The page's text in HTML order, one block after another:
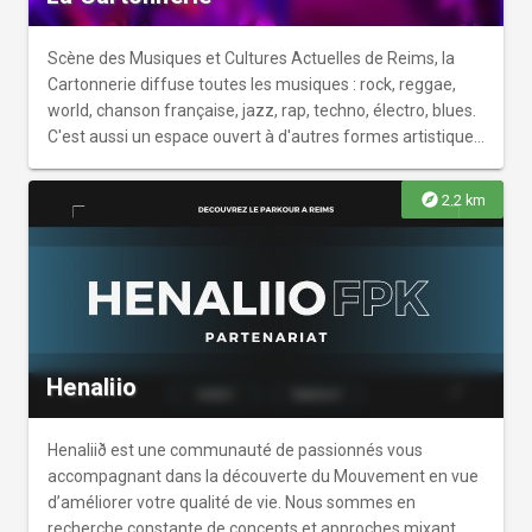
Scène des Musiques et Cultures Actuelles de Reims, la
Cartonnerie diffuse toutes les musiques : rock, reggae,
world, chanson française, jazz, rap, techno, électro, blues.
C'est aussi un espace ouvert à d'autres formes artistiques
plastiques et un lieu de création pour les musiciens grâce
à la mise à disposition d'outils performants (2 salles de
formations et le festival La Magnifique Society).
Retrouvez toutes les informations sur le site internet, les
réseaux sociaux et l'application mobile !
explore 2.2 km
Henaliio
Henaliið est une communauté de passionnés vous
accompagnant dans la découverte du Mouvement en vue
d’améliorer votre qualité de vie. Nous sommes en